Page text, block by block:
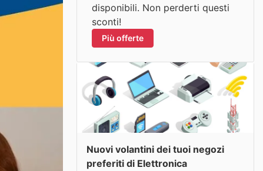
disponibili. Non perderti questi
sconti!
Più offerte
Nuovi volantini dei tuoi negozi
preferiti di Elettronica